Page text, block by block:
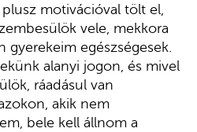
motivációval tölt el,
vele, mekkora
gyerekeim egészségesek.
alanyi jogon, és mivel
ráadásul van
akik nem
bele kell állnom a